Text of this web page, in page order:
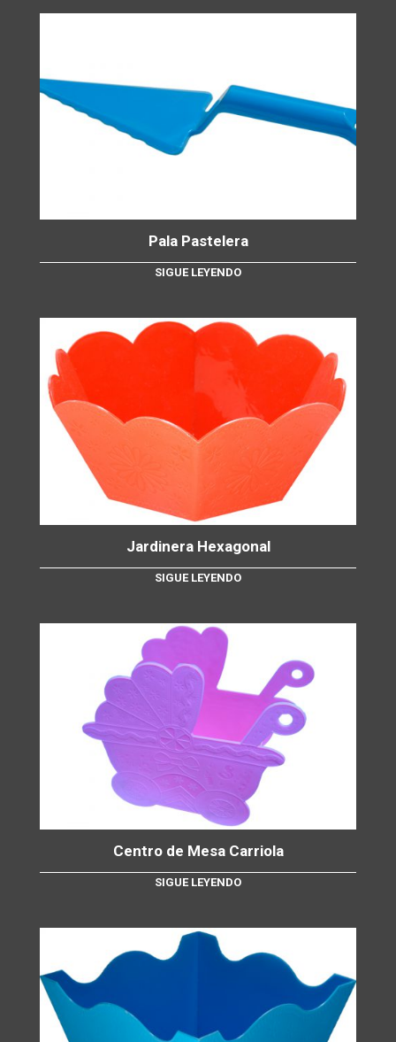
Pala Pastelera
SIGUE LEYENDO
Jardinera Hexagonal
SIGUE LEYENDO
Centro de Mesa Carriola
SIGUE LEYENDO